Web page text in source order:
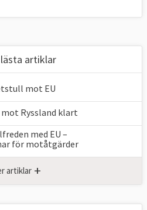
artiklar
mot EU
Ryssland klart
med EU –
för motåtgärder
artiklar +